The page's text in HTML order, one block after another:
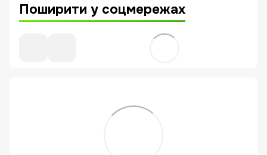
Поширити у соцмережах